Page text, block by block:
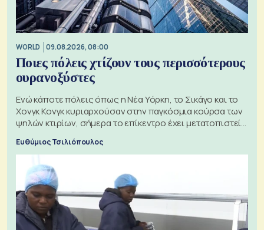
WORLD 09.08.2026, 08:00
Ποιες πόλεις χτίζουν τους περισσότερους
ουρανοξύστες
Ενώ κάποτε πόλεις όπως η Νέα Υόρκη, το Σικάγο και το
Χονγκ Κονγκ κυριαρχούσαν στην παγκόσμια κούρσα των
ψηλών κτιρίων, σήμερα το επίκεντρο έχει μετατοπιστεί
Ευθύμιος Τσιλιόπουλος